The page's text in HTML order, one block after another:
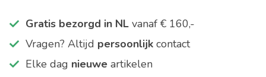
Gratis bezorgd in NL vanaf € 160,-
Vragen? Altijd persoonlijk contact
Elke dag nieuwe artikelen